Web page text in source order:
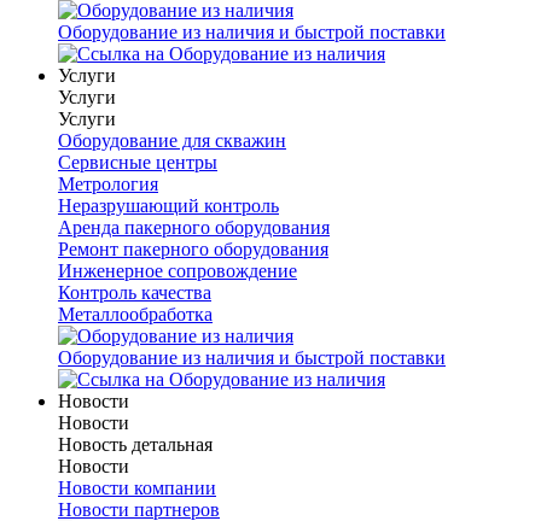
Оборудование из наличия и быстрой поставки
Услуги
Услуги
Услуги
Оборудование для скважин
Сервисные центры
Метрология
Неразрушающий контроль
Аренда пакерного оборудования
Ремонт пакерного оборудования
Инженерное сопровождение
Контроль качества
Металлообработка
Оборудование из наличия и быстрой поставки
Новости
Новости
Новость детальная
Новости
Новости компании
Новости партнеров